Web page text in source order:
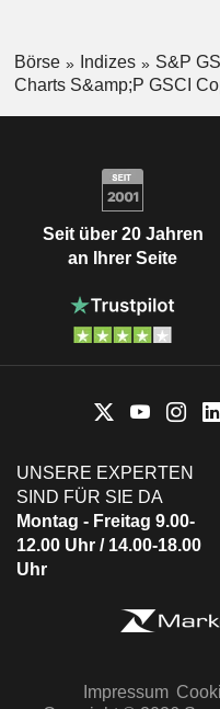
Börse Indizes
S&P
Charts S&amp;P GSCI
Seit über 20 Jahren
an Ihrer Seite
UNSERE EXPERTEN
SIND FÜR SIE DA
Montag - Freitag 9.00-
12.00 Uhr / 14.00-18.00
Uhr
Impressum